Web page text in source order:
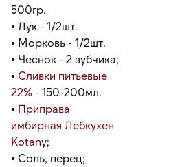
500гр.
• Лук - 1/2шт.
• Морковь - 1/2шт.
• Чеснок - 2 зубчика;
• Сливки питьевые
22% - 150-200мл.
• Приправа
имбирная Лебкухен
Kotany;
• Соль, перец;